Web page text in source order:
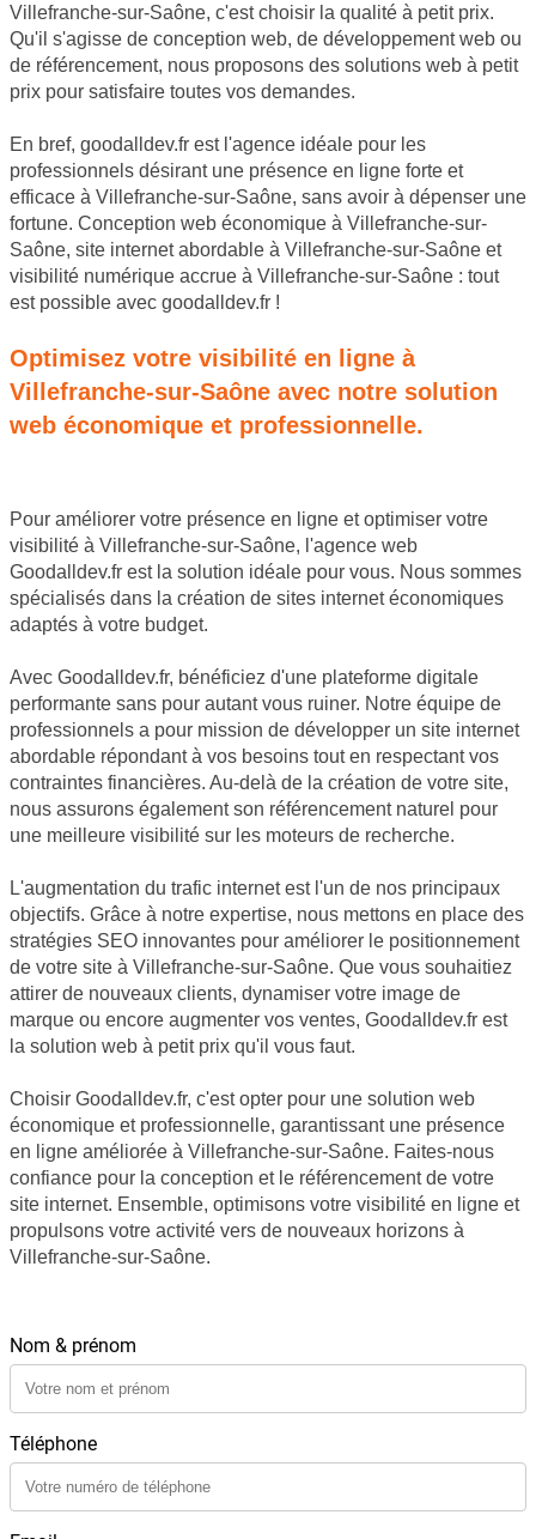
Villefranche-sur-Saône, c'est choisir la qualité à petit prix.
Qu'il s'agisse de conception web, de développement web ou
de référencement, nous proposons des solutions web à petit
prix pour satisfaire toutes vos demandes.
En bref, goodalldev.fr est l'agence idéale pour les
professionnels désirant une présence en ligne forte et
efficace à Villefranche-sur-Saône, sans avoir à dépenser une
fortune. Conception web économique à Villefranche-sur-
Saône, site internet abordable à Villefranche-sur-Saône et
visibilité numérique accrue à Villefranche-sur-Saône : tout
est possible avec goodalldev.fr !
Optimisez votre visibilité en ligne à
Villefranche-sur-Saône avec notre solution
web économique et professionnelle.
Pour améliorer votre présence en ligne et optimiser votre
visibilité à Villefranche-sur-Saône, l'agence web
Goodalldev.fr est la solution idéale pour vous. Nous sommes
spécialisés dans la création de sites internet économiques
adaptés à votre budget.
Avec Goodalldev.fr, bénéficiez d'une plateforme digitale
performante sans pour autant vous ruiner. Notre équipe de
professionnels a pour mission de développer un site internet
abordable répondant à vos besoins tout en respectant vos
contraintes financières. Au-delà de la création de votre site,
nous assurons également son référencement naturel pour
une meilleure visibilité sur les moteurs de recherche.
L'augmentation du trafic internet est l'un de nos principaux
objectifs. Grâce à notre expertise, nous mettons en place des
stratégies SEO innovantes pour améliorer le positionnement
de votre site à Villefranche-sur-Saône. Que vous souhaitiez
attirer de nouveaux clients, dynamiser votre image de
marque ou encore augmenter vos ventes, Goodalldev.fr est
la solution web à petit prix qu'il vous faut.
Choisir Goodalldev.fr, c'est opter pour une solution web
économique et professionnelle, garantissant une présence
en ligne améliorée à Villefranche-sur-Saône. Faites-nous
confiance pour la conception et le référencement de votre
site internet. Ensemble, optimisons votre visibilité en ligne et
propulsons votre activité vers de nouveaux horizons à
Villefranche-sur-Saône.
Nom & prénom
Téléphone